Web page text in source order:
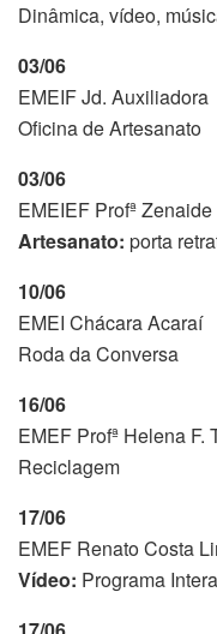
Dinâmica, vídeo,
03/06
EMEIF Jd. Auxiliadora
Oficina de Artesanato
03/06
EMEIEF Profª
Artesanato: porta
10/06
EMEI Chácara Acaraí
Roda da Conversa
16/06
EMEF Profª Helena F.
Reciclagem
17/06
EMEF Renato Costa
Vídeo: Programa